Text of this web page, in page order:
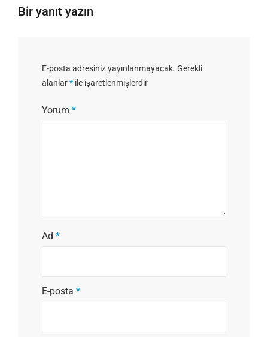
Bir yanıt yazın
E-posta adresiniz yayınlanmayacak. Gerekli
alanlar* ile işaretlenmişlerdir
Yorum *
Ad *
E-posta *